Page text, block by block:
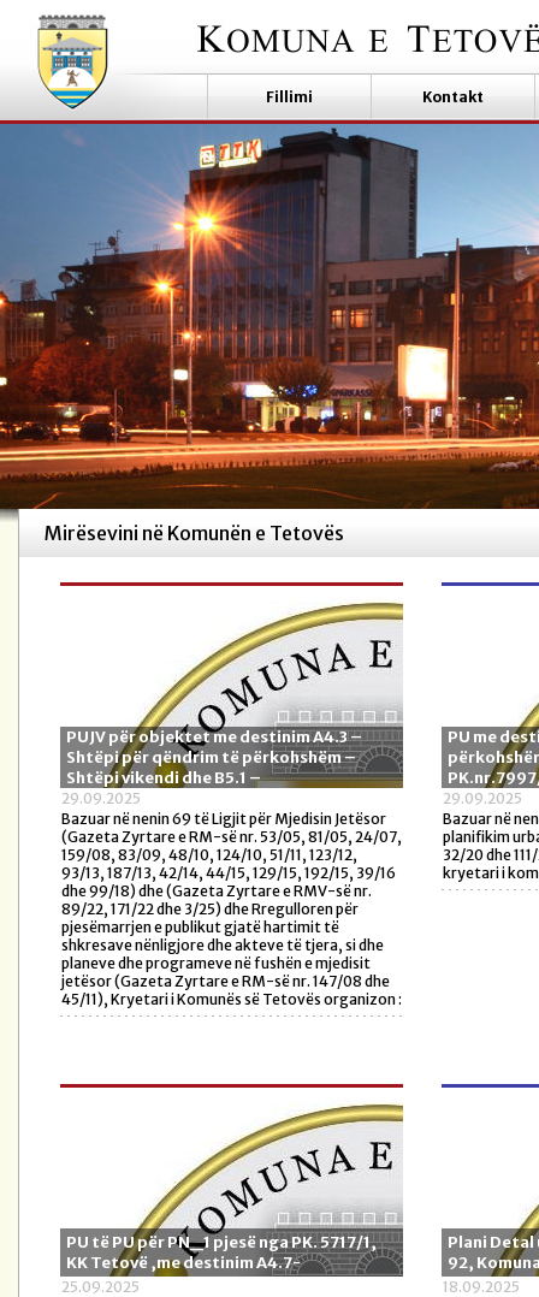
Fillimi Kontakt
Mirësevini në Komunën e Tetovës
PUJV për objektet me destinim A4.3 –
Shtëpi për qëndrim të përkohshëm –
Shtëpi vikendi dhe B5.1 –
29.09.2025
Bazuar në nenin 69 të Ligjit për Mjedisin Jetësor
(Gazeta Zyrtare e RM-së nr. 53/05, 81/05, 24/07,
159/08, 83/09, 48/10, 124/10, 51/11, 123/12,
93/13, 187/13, 42/14, 44/15, 129/15, 192/15, 39/16
dhe 99/18) dhe (Gazeta Zyrtare e RMV-së nr.
89/22, 171/22 dhe 3/25) dhe Rregulloren për
pjesëmarrjen e publikut gjatë hartimit të
shkresave nënligjore dhe akteve të tjera, si dhe
planeve dhe programeve në fushën e mjedisit
jetësor (Gazeta Zyrtare e RM-së nr. 147/08 dhe
45/11), Kryetari i Komunës së Tetovës organizon :
PU me
29.09.2025
Bazuar në
planifikim
32/20 dhe
kryetari i
PU të PU për PN_1 pjesë nga PK. 5717/1,
KK Tetovë ,me destinim A4.7-
25.09.2025
Plani
92,
18.09.2025